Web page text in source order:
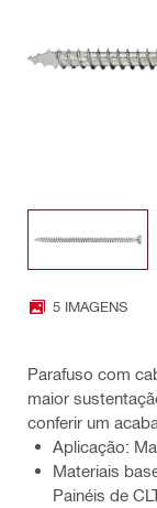
5 IMAGENS
Parafuso com
maior
conferir um
Aplicação:
Materiais
Painéis de